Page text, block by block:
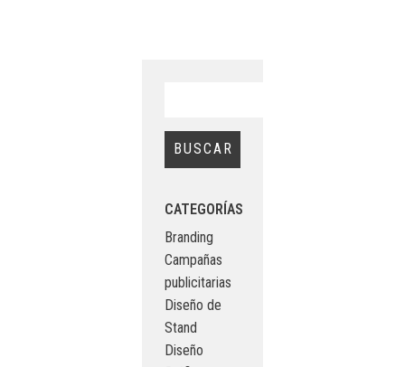
CATEGORÍAS
Branding
Campañas
publicitarias
Diseño de
Stand
Diseño